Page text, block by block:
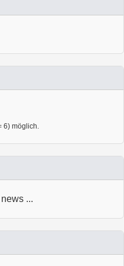
6) möglich.
...